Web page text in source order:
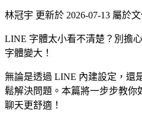
林冠宇 更新於 2026-07-13 屬於
LINE 字體太小看不清楚？別擔
字體變大！
無論是透過 LINE 內建設定，還
鬆解決問題。本篇將一步步教你
聊天更舒適！